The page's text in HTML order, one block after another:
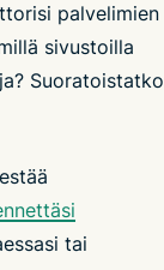
palvelimien
sivustoilla
Suoratoistatko
tai